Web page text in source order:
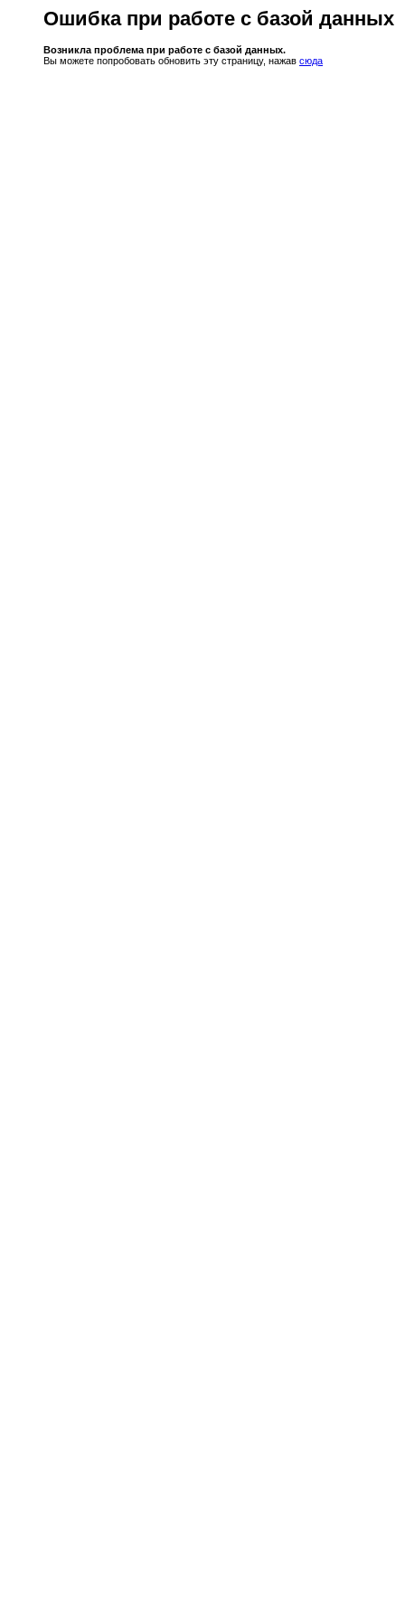
Ошибка при работе с базой данных
Возникла проблема при работе с базой данных.
Вы можете попробовать обновить эту страницу, нажав сюда